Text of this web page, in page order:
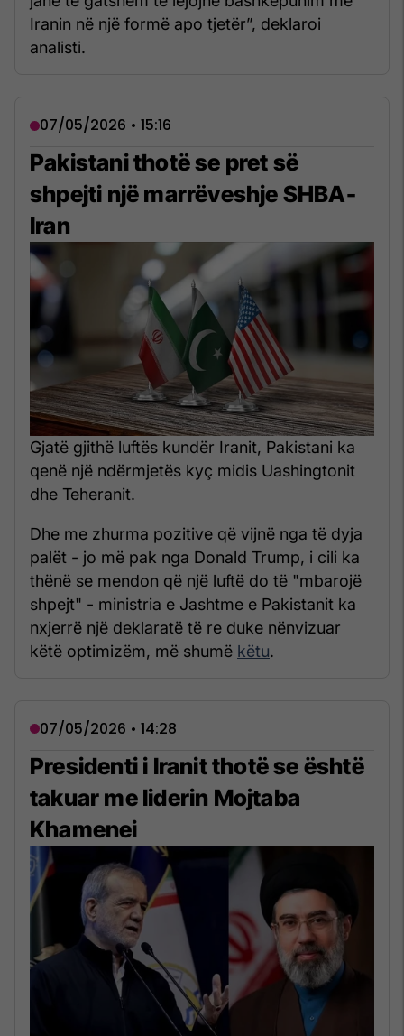
Iranin në një formë apo tjetër”, deklaroi
analisti.
07/05/2026 • 15:16
Pakistani thotë se pret së
shpejti një marrëveshje SHBA-
Iran
Gjatë gjithë luftës kundër Iranit, Pakistani ka
qenë një ndërmjetës kyç midis Uashingtonit
dhe Teheranit.
Dhe me zhurma pozitive që vijnë nga të dyja
palët - jo më pak nga Donald Trump, i cili ka
thënë se mendon që një luftë do të "mbarojë
shpejt" - ministria e Jashtme e Pakistanit ka
nxjerrë një deklaratë të re duke nënvizuar
këtë optimizëm, më shumë këtu.
07/05/2026 • 14:28
Presidenti i Iranit thotë se është
takuar me liderin Mojtaba
Khamenei